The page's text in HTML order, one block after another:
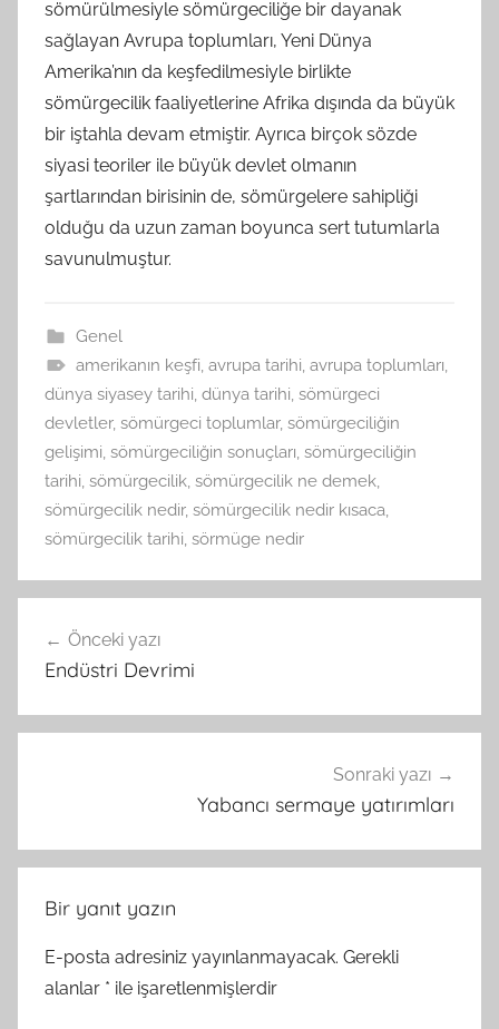
sömürülmesiyle sömürgeciliğe bir dayanak
sağlayan Avrupa toplumları, Yeni Dünya
Amerika’nın da keşfedilmesiyle birlikte
sömürgecilik faaliyetlerine Afrika dışında da büyük
bir iştahla devam etmiştir. Ayrıca birçok sözde
siyasi teoriler ile büyük devlet olmanın
şartlarından birisinin de, sömürgelere sahipliği
olduğu da uzun zaman boyunca sert tutumlarla
savunulmuştur.
Genel
amerikanın keşfi, avrupa tarihi, avrupa toplumları,
dünya siyasey tarihi, dünya tarihi, sömürgeci
devletler, sömürgeci toplumlar, sömürgeciliğin
gelişimi, sömürgeciliğin sonuçları, sömürgeciliğin
tarihi, sömürgecilik, sömürgecilik ne demek,
sömürgecilik nedir, sömürgecilik nedir kısaca,
sömürgecilik tarihi, sörmüge nedir
gezinmesi
Önceki yazı
Endüstri Devrimi
Sonraki yazı
Yabancı sermaye yatırımları
Bir yanıt yazın
E-posta adresiniz yayınlanmayacak. Gerekli
alanlar * ile işaretlenmişlerdir